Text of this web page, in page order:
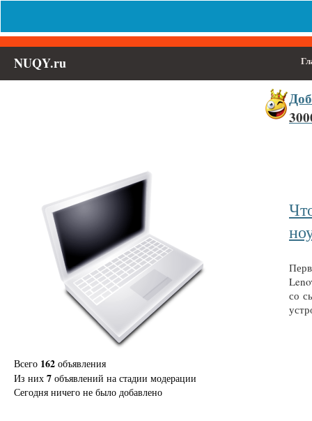
NUQY.ru
со
Всего 162 объявления
Из них 7 объявлений на стадии модерации
Сегодня ничего не было добавлено